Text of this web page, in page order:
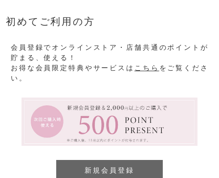
初めてご利用の方
会員登録でオンラインストア・店舗共通のポイントが
貯まる、使える！
お得な会員限定特典やサービスは こちら をご覧くださ
い。